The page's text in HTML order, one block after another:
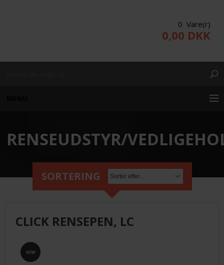
0 Vare(r)
0,00 DKK
KUNDE LOGIN
PRODUKTER/WEBSHOP
RENSEUDSTYR/
SORTERING
CLICK RENSEPEN, LC